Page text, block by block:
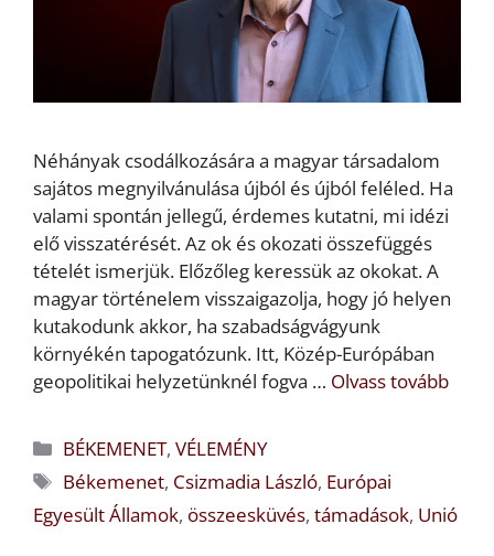
Néhányak csodálkozására a magyar társadalom
sajátos megnyilvánulása újból és újból feléled. Ha
valami spontán jellegű, érdemes kutatni, mi idézi
elő visszatérését. Az ok és okozati összefüggés
tételét ismerjük. Előzőleg keressük az okokat. A
magyar történelem visszaigazolja, hogy jó helyen
kutakodunk akkor, ha szabadságvágyunk
környékén tapogatózunk. Itt, Közép-Európában
geopolitikai helyzetünknél fogva … Olvass tovább
Kategória
BÉKEMENET,VÉLEMÉNY
Címkék
Békemenet, Csizmadia László, Európai
Egyesült Államok, összeesküvés, támadások, Unió